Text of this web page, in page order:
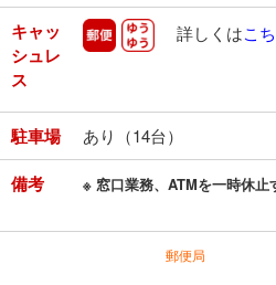
キャッ
シュレ
ス
郵便 ゆうゆう
詳しくはこ
駐車場 あり（14台）
備考 ※ 窓口業務、ATMを一時休止
郵便局